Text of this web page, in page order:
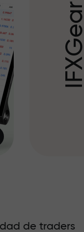
I
F
X
G
e
a
r
de traders